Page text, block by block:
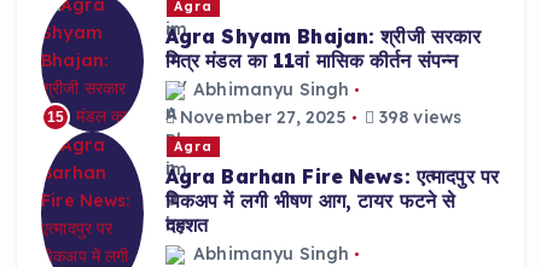
15
Agra
Agra Shyam Bhajan: श्रीजी सरकार
मित्र मंडल का 11वां मासिक कीर्तन संपन्न
Abhimanyu Singh
November 27, 2025
398 views
Agra
Agra Barhan Fire News: एत्मादपुर पर
पिकअप में लगी भीषण आग, टायर फटने से
दहशत
Abhimanyu Singh